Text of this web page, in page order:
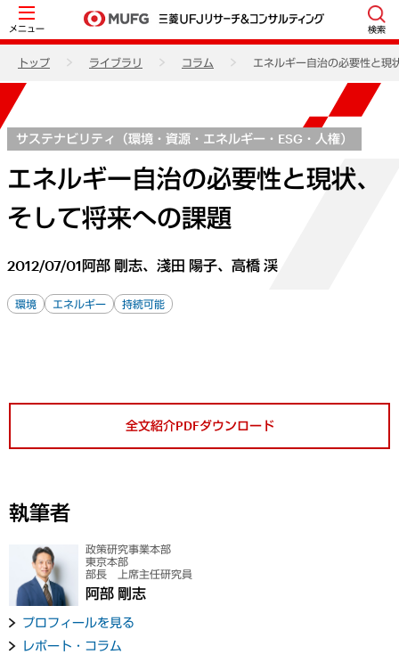
メニュー 検索
トップ ライブラリ コラム エネルギー自治の必要性と現
サステナビリティ（環境・資源・エネルギー・ESG・人権）
エネルギー自治の必要性と現状、
そして将来への課題
2012/07/01阿部 剛志、淺田 陽子、高橋 渓
環境 エネルギー 持続可能
全文紹介PDFダウンロード
執筆者
政策研究事業本部
東京本部
部長 上席主任研究員
阿部 剛志
プロフィールを見る
レポート・コラム